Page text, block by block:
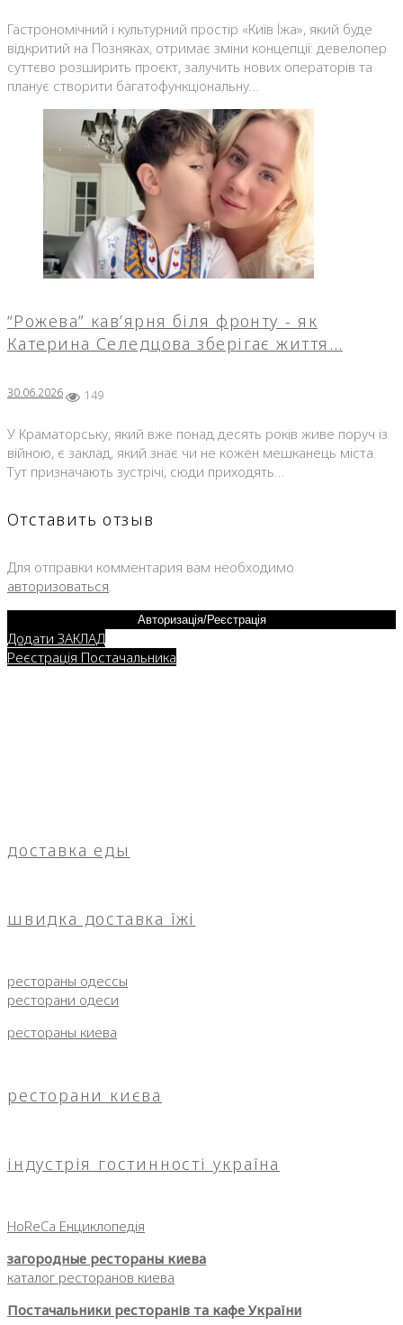
Гастрономічний і культурний простір «Київ Їжа», який буде
відкритий на Позняках, отримає зміни концепції: девелопер
суттєво розширить проєкт, залучить нових операторів та
планує створити багатофункціональну…
“Рожева” кав’ярня біля фронту - як
Катерина Селедцова зберігає життя…
30.06.2026 149
У Краматорську, який вже понад десять років живе поруч із
війною, є заклад, який знає чи не кожен мешканець міста.
Тут призначають зустрічі, сюди приходять…
Отставить отзыв
Для отправки комментария вам необходимо
авторизоваться
Авторизація/Реєстрація
Додати ЗАКЛАД
Реєстрація Постачальника
доставка еды
швидка доставка їжі
рестораны одессы
ресторани одеси
рестораны киева
ресторани києва
індустрія гостинності україна
HoReCa Енциклопедія
загородные рестораны киева
каталог ресторанов киева
Постачальники ресторанів та кафе України